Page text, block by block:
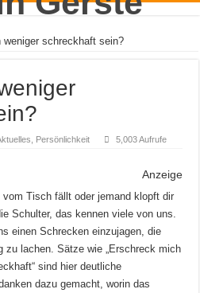
weniger schreckhaft sein?
Persönlichkeit 5,003 Aufrufe
Anzeige
Tisch fällt oder jemand klopft dir
Schulter, das kennen viele von uns.
einen Schrecken einzujagen, die
zu lachen. Sätze wie „Erschreck mich
sind hier deutliche
dazu gemacht, worin das